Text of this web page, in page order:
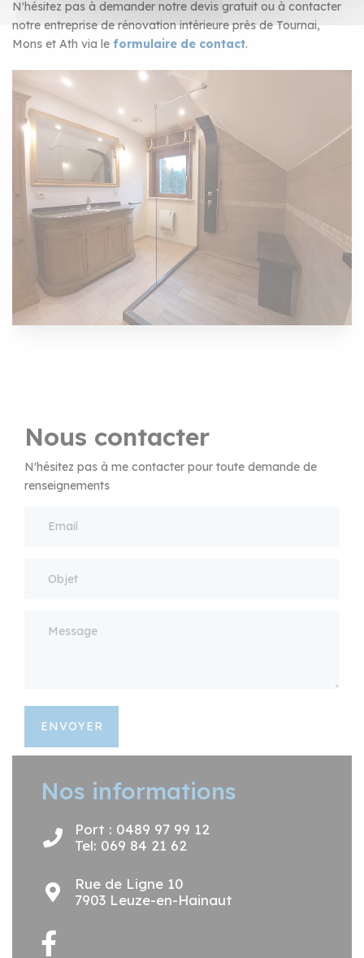
N'hésitez pas à demander notre devis gratuit ou à contacter
notre entreprise de rénovation intérieure près de Tournai,
Mons et Ath via le formulaire de contact.
Nous contacter
N'hésitez pas à me contacter pour toute demande de
renseignements
ENVOYER
Nos informations
Port : 0489 97 99 12
Tel: 069 84 21 62
Rue de Ligne 10
7903 Leuze-en-Hainaut